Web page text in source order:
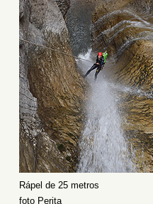
Rápel de 25 metros
foto Perita